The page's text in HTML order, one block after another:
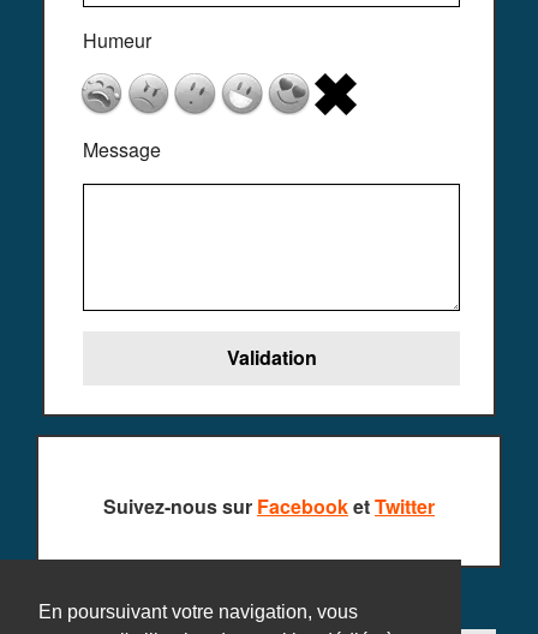
En poursuivant votre navigation, vous
Humeur
Message
Suivez-nous sur FacebooketTwitter